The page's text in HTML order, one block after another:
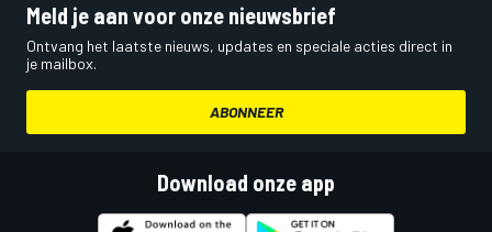
Meld je aan voor onze nieuwsbrief
Ontvang het laatste nieuws, updates en speciale acties direct in
je mailbox.
ABONNEER
Download onze app